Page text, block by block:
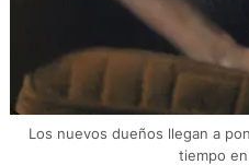
Los nuevos dueños llegan a
tiempo